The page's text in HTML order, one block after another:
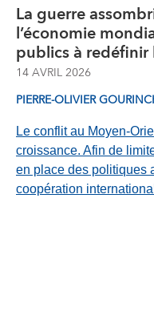
La guerre
l’économie
publics à redéfinir
14 AVRIL 2026
PIERRE-OLIVIER
Le conflit au Moyen-
croissance. Afin de
en place des politiques
coopération